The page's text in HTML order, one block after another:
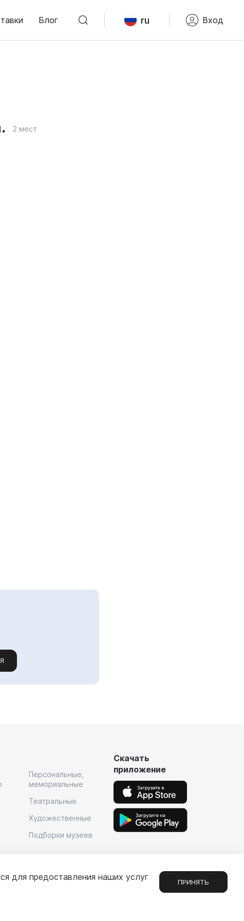
Блог ru Вход
2 мест
Персональные,
мемориальные
Театральные
Художественные
Подборки музеев
Скачать
приложение
для предоставления наших услуг
ПРИНЯТЬ